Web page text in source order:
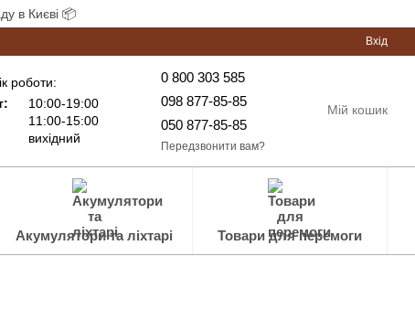
в Києві 📦
Вхід
роботи:
10:00-19:00
11:00-15:00
вихідний
0 800 303 585
098 877-85-85
050 877-85-85
Передзвонити вам?
Мій кошик
Акумулятори та ліхтарі Товари для перемоги